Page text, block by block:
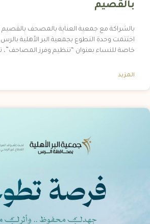
بالقصيم
اختتمت وحدة التطوع بجمعية البر الأهلية
خاصة للنساء بعنوان “تنظيم وفرز المصاحف”،
المزيد